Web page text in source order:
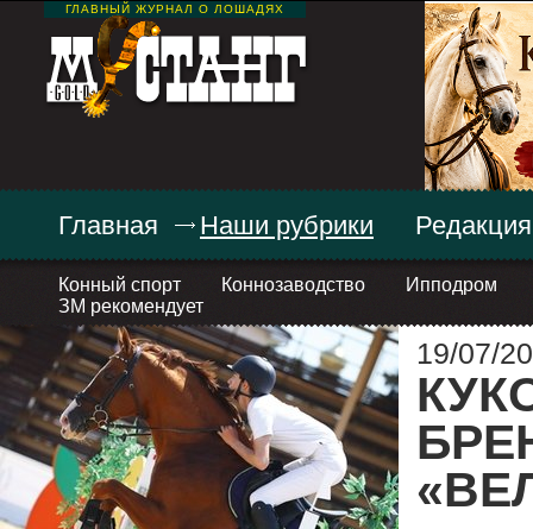
ГЛАВНЫЙ ЖУРНАЛ О ЛОШАДЯХ
Главная Наши рубрики
Конный спорт Коннозаводство
Ипподром
ЗМ рекомендует
Редакция
19/07/